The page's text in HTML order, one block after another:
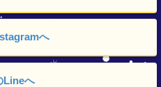
へ
Lineへ